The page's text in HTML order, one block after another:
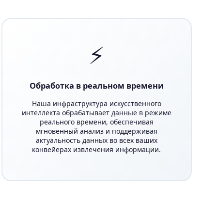
⚡
Обработка в реальном времени
Наша инфраструктура искусственного
интеллекта обрабатывает данные в режиме
реального времени, обеспечивая
мгновенный анализ и поддерживая
актуальность данных во всех ваших
конвейерах извлечения информации.